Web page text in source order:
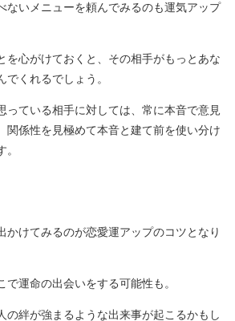
ないメニューを頼んでみるのも運気アップ
を心がけておくと、その相手がもっとあな
でくれるでしょう。
っている相手に対しては、常に本音で意見
関係性を見極めて本音と建て前を使い分け
。
かけてみるのが恋愛運アップのコツとなり
で運命の出会いをする可能性も。
の絆が強まるような出来事が起こるかもし